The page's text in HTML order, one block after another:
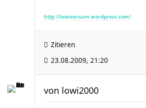
http://lowiversum.wordpress.com/
Zitieren
23.08.2009, 21:20
von lowi2000